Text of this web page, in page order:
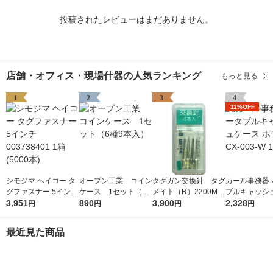
投稿されたレビューはまだありません。
店舗・オフィス・現場什器の人気ランキング もっと見る
1
シモジマ ヘイコー タ
グファスナー 5インチ
003738401 1箱(5000
3,951円
2
オープン工業 コイン
ケース 1セット（6
種9本入）
890円
3
タグガン交換針 タグ
メイト（R）2200MS
専用スペア針 1袋
3,900円
4
11%OFF
カール事務器
ブルキャッシ
ホワイト CX-
2,328円
最近見た商品